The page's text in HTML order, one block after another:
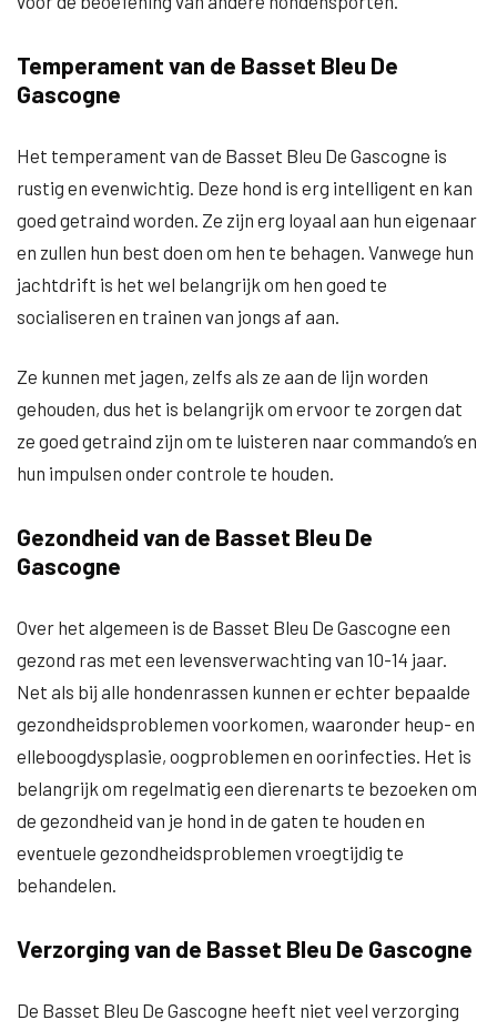
Temperament van de Basset Bleu De
Gascogne
Het temperament van de Basset Bleu De Gascogne is
rustig en evenwichtig. Deze hond is erg intelligent en kan
goed getraind worden. Ze zijn erg loyaal aan hun eigenaar
en zullen hun best doen om hen te behagen. Vanwege hun
jachtdrift is het wel belangrijk om hen goed te
socialiseren en trainen van jongs af aan.
Ze kunnen met jagen, zelfs als ze aan de lijn worden
gehouden, dus het is belangrijk om ervoor te zorgen dat
ze goed getraind zijn om te luisteren naar commando’s en
hun impulsen onder controle te houden.
Gezondheid van de Basset Bleu De
Gascogne
Over het algemeen is de Basset Bleu De Gascogne een
gezond ras met een levensverwachting van 10-14 jaar.
Net als bij alle hondenrassen kunnen er echter bepaalde
gezondheidsproblemen voorkomen, waaronder heup- en
elleboogdysplasie, oogproblemen en oorinfecties. Het is
belangrijk om regelmatig een dierenarts te bezoeken om
de gezondheid van je hond in de gaten te houden en
eventuele gezondheidsproblemen vroegtijdig te
behandelen.
Verzorging van de Basset Bleu De Gascogne
De Basset Bleu De Gascogne heeft niet veel verzorging